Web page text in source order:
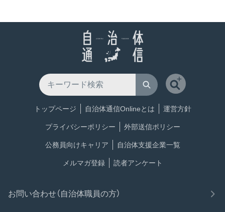
トップページ 自治体通信Onlineとは 運営方針
プライバシーポリシー 外部送信ポリシー
公務員向けキャリア 自治体支援企業一覧
メルマガ登録 読者アンケート
お問い合わせ（自治体職員の方）